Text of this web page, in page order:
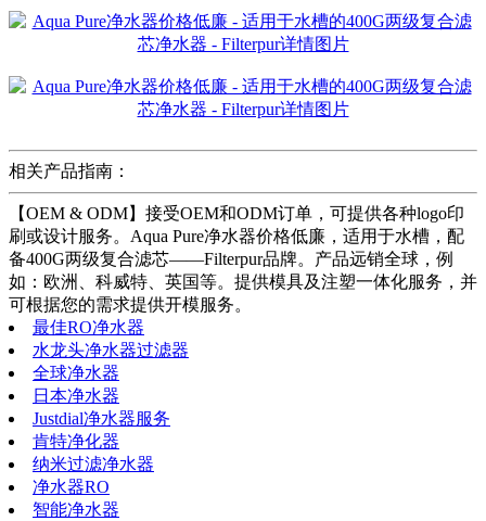
相关产品指南：
【OEM & ODM】接受OEM和ODM订单，可提供各种logo印
刷或设计服务。Aqua Pure净水器价格低廉，适用于水槽，配
备400G两级复合滤芯——Filterpur品牌。产品远销全球，例
如：欧洲、科威特、英国等。提供模具及注塑一体化服务，并
可根据您的需求提供开模服务。
最佳RO净水器
水龙头净水器过滤器
全球净水器
日本净水器
Justdial净水器服务
肯特净化器
纳米过滤净水器
净水器RO
智能净水器